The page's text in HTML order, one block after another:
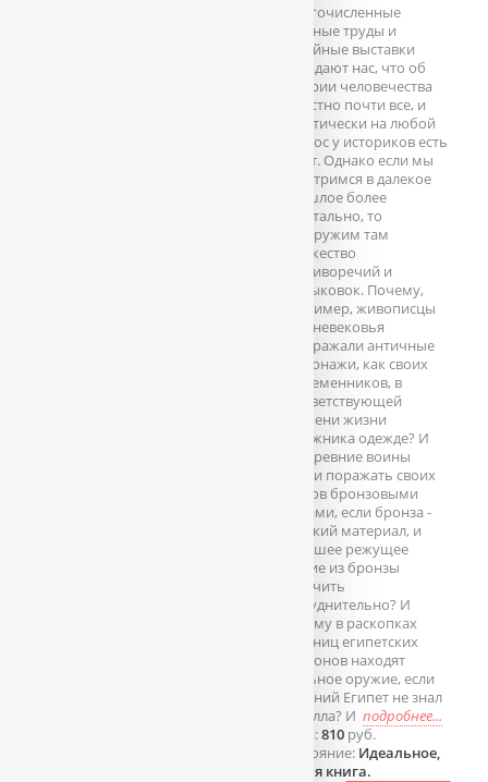
Многочисленные
научные труды и
музейные выставки
убеждают нас, что об
истории человечества
известно почти все, и
практически на любой
вопрос у историков есть
ответ. Однако если мы
всмотримся в далекое
прошлое более
пристально, то
обнаружим там
множество
противоречий и
нестыковок. Почему,
например, живописцы
Средневековья
изображали античные
персонажи, как своих
современников, в
соответствующей
времени жизни
художника одежде? И
как древние воины
могли поражать своих
врагов бронзовыми
мечами, если бронза -
хрупкий материал, и
хорошее режущее
лезвие из бронзы
получить
затруднительно? И
почему в раскопках
гробниц египетских
фараонов находят
стальное оружие, если
Древний Египет не знал
металла? И подробнее...
Цена:810руб.
Состояние: Идеальное,
новая книга.